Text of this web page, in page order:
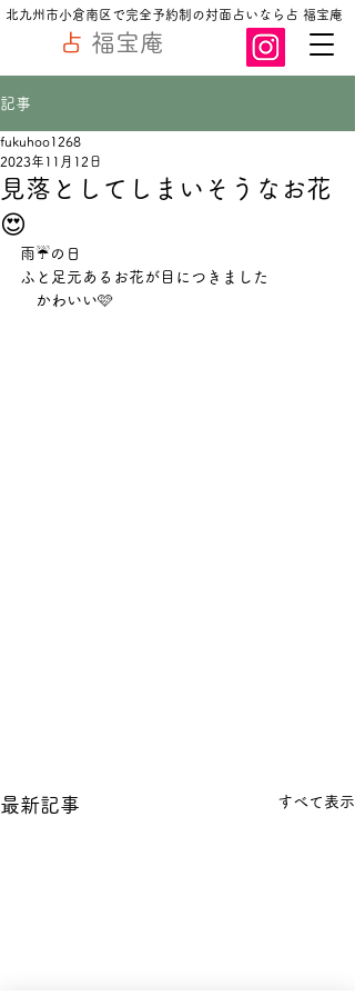
占 福宝庵
北九州市小倉南区で完全予約制の対面占いなら占 福宝庵
記事
見落としてしまいそうなお花
😍
fukuhoo1268
2023年11月12日
雨☔の日
ふと足元あるお花が目につきました
かわいい🩷
最新記事 すべて表示